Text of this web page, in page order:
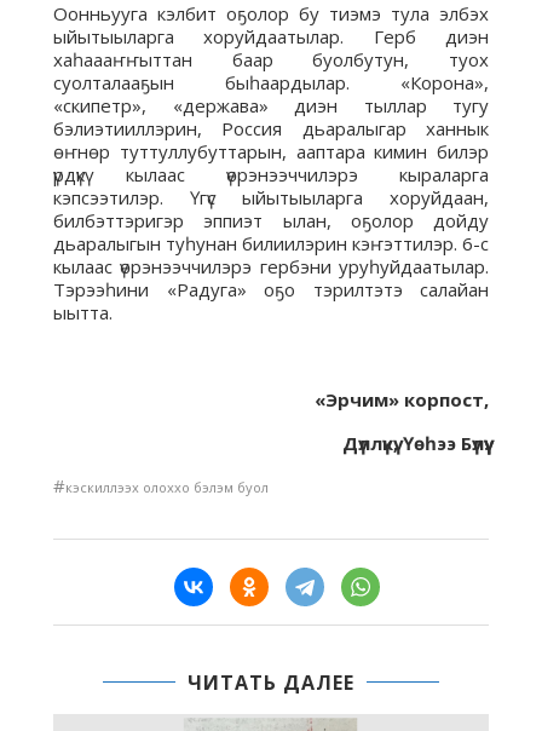
Оонньууга кэлбит оҕолор бу тиэмэ тула элбэх
ыйытыыларга хоруйдаатылар. Герб диэн
хаһаааҥҥыттан баар буолбутун, туох
суолталааҕын быһаардылар. «Корона»,
«скипетр», «держава» диэн тыллар тугу
бэлиэтииллэрин, Россия дьаралыгар ханнык
өҥнөр туттуллубуттарын, ааптара кимин билэр
үрдүкү кылаас үөрэнээччилэрэ кыраларга
кэпсээтилэр. Үгүс ыйытыыларга хоруйдаан,
билбэттэригэр эппиэт ылан, оҕолор дойду
дьаралыгын туһунан билиилэрин кэҥэттилэр. 6-с
кылаас үөрэнээччилэрэ гербэни уруһуйдаатылар.
Тэрээһини «Радуга» оҕо тэрилтэтэ салайан
ыытта.
«Эрчим» корпост,
Дүллүкү, Үөһээ Бүлүү.
#кэскиллээх олоххо бэлэм буол
ЧИТАТЬ ДАЛЕЕ